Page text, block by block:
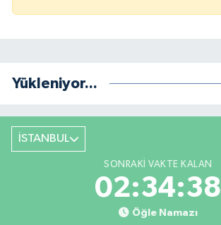
Yükleniyor...
İSTANBUL
SONRAKI VAKTE KALAN
02:34:38
Öğle Namazı